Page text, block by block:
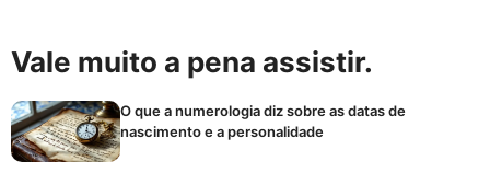
Vale muito a pena assistir.
O que a numerologia diz sobre as datas de
nascimento e a personalidade